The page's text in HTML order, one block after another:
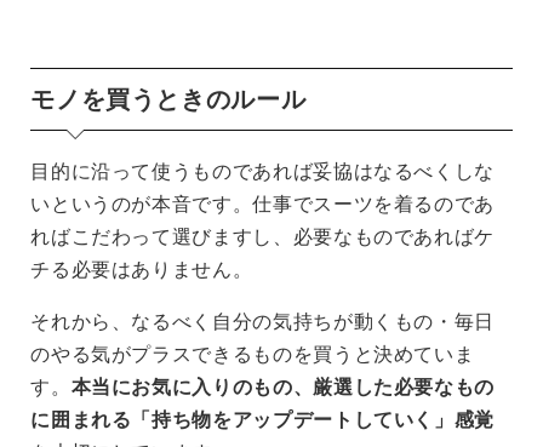
モノを買うときのルール
目的に沿って使うものであれば妥協はなるべくしな
いというのが本音です。仕事でスーツを着るのであ
ればこだわって選びますし、必要なものであればケ
チる必要はありません。
それから、なるべく自分の気持ちが動くもの・毎日
のやる気がプラスできるものを買うと決めていま
す。 本当にお気に入りのもの、厳選した必要なもの
に囲まれる「持ち物をアップデートしていく」感覚